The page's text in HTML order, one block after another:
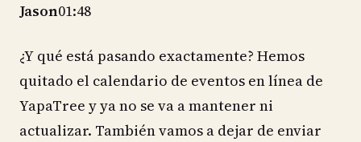
Jason01:48
¿Y qué está pasando exactamente? Hemos
quitado el calendario de eventos en línea de
YapaTree y ya no se va a mantener ni
actualizar. También vamos a dejar de enviar